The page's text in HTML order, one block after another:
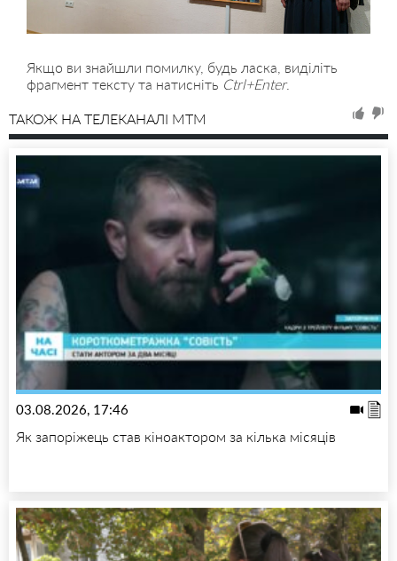
Якщо ви знайшли помилку, будь ласка, виділіть
фрагмент тексту та натисніть Ctrl+Enter.
ТАКОЖ НА ТЕЛЕКАНАЛІ MTM
03.08.2026, 17:46
Як запоріжець став кіноактором за кілька місяців